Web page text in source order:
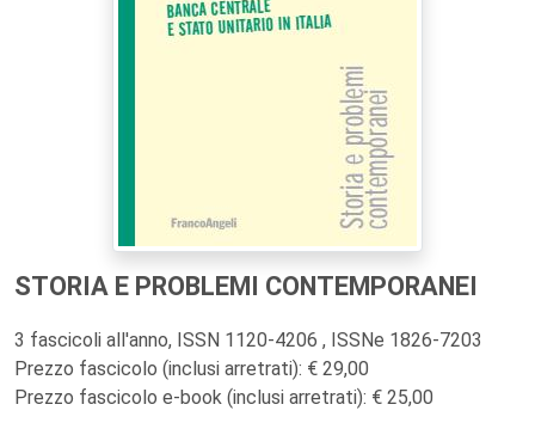
STORIA E PROBLEMI CONTEMPORANEI
3 fascicoli all'anno, ISSN 1120-4206 , ISSNe 1826-7203
Prezzo fascicolo (inclusi arretrati): € 29,00
Prezzo fascicolo e-book (inclusi arretrati): € 25,00